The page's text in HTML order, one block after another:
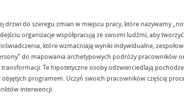
drzwi do szeregu zmian w miejscu pracy, które nazywamy
organizacje współpracują ze swoimi ludźmi, aby
które wzmacniają wyniki indywidualne,
do mapowania archetypowych podróży pracowników
Te hipotetyczne osoby odzwierciedlają
programem. Uczyń swoich pracowników częścią
interwencji.